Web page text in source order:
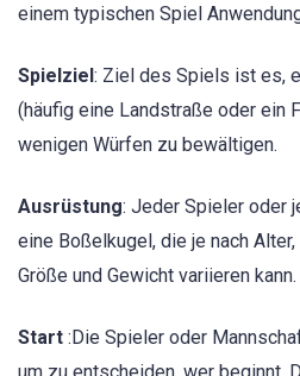
einem typischen Spiel
Spielziel: Ziel des Spiels ist es,
(häufig eine Landstraße oder ein
wenigen Würfen zu bewältigen.
Ausrüstung: Jeder Spieler oder
eine Boßelkugel, die je nach
Größe und Gewicht variieren kann.
Start :Die Spieler oder